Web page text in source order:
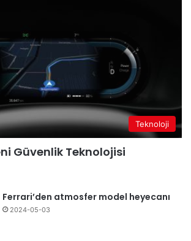
Teknoloji
Güvenlik Teknolojisi
Ferrari’den atmosfer model heyecanı
2024-05-03